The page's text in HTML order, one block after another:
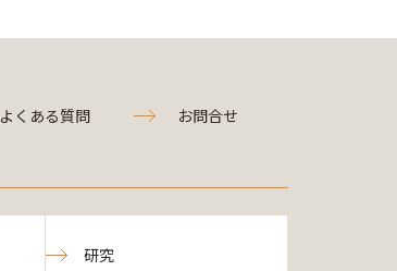
よくある質問 お問合せ
研究